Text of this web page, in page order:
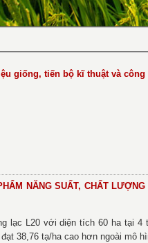
giống, tiến bộ kĩ thuật và
NĂNG SUẤT, CHẤT
lạc L20 với diện tích 60 ha tại 4
38,76 tạ/ha cao hơn ngoài mô